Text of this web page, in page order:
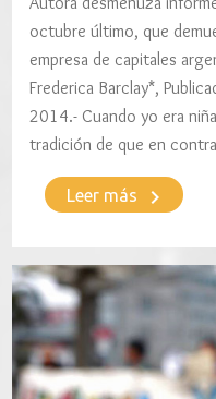
octubre último, que
empresa de capitales
Frederica Barclay*,
2014.- Cuando yo era
tradición de que en
Leer más keyboard_arrow_right